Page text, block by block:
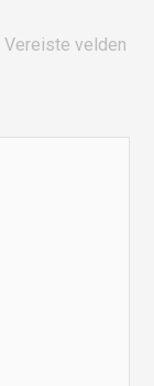
Vereiste velden